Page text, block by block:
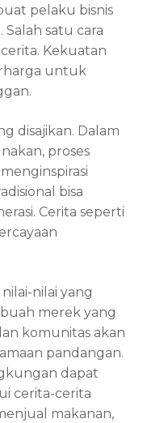
pelaku bisnis
satu cara
Kekuatan
untuk
disajikan. Dalam
proses
bisa
Cerita seperti
nilai yang
merek yang
komunitas akan
pandangan.
dapat
cerita-cerita
makanan,